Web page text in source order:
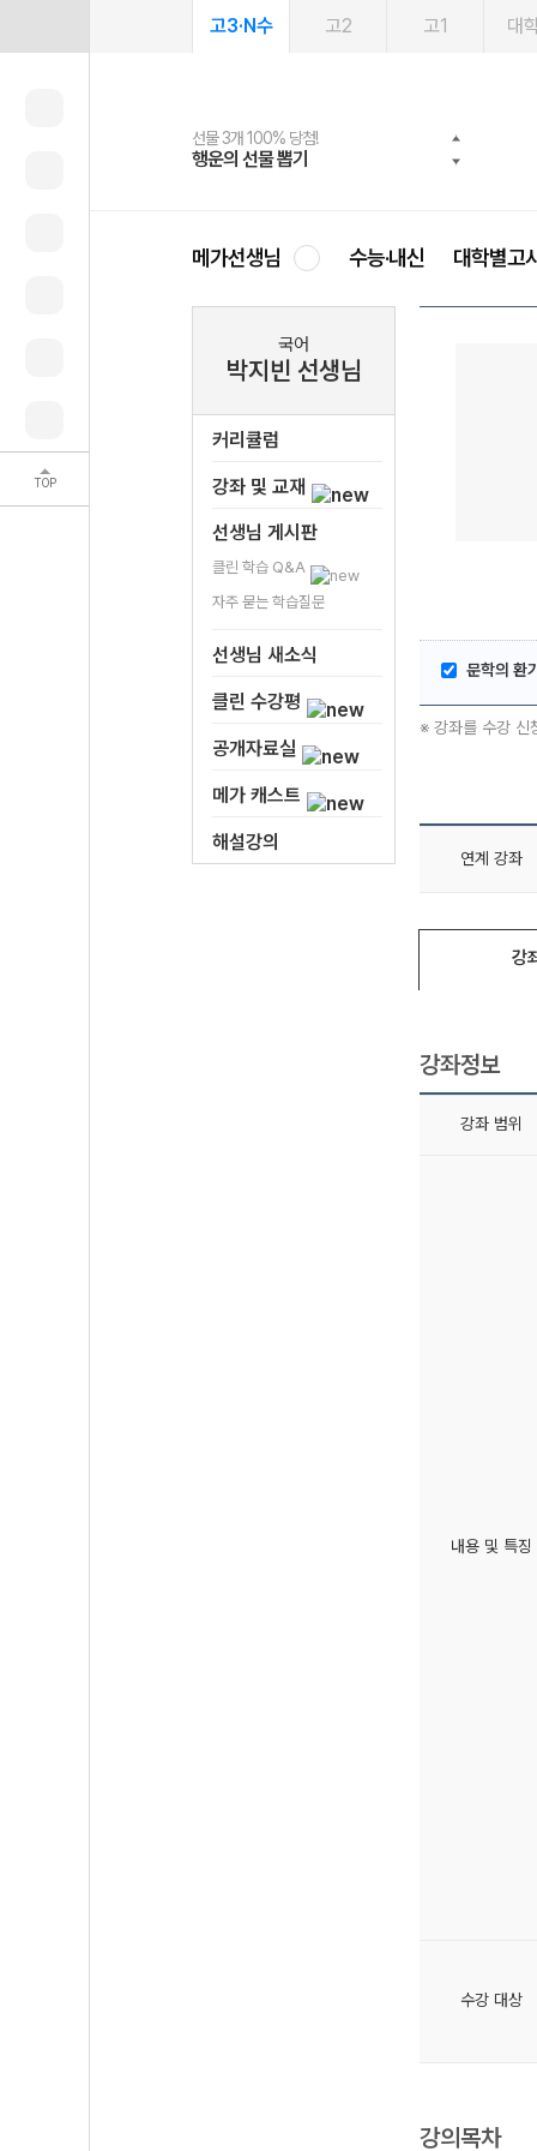
TOP
고3·N수 고2 고1 대
선물 3개 100% 당첨!
행운의 선물 뽑기
선물 100% 증정!
메가스터디 X 올리브
2027 러셀 단과
강사 공개선발
스마트러닝앱
설문 EVENT
메가패스
3일 무료 체험권
메가패스 수강생 무료혜택!
메가클럽 멤버십
사회공헌 캠페인
희망이룸 메가나눔
메가선생님 수능·내신 대학별고
국어
박지빈 선생님
커리큘럼
강좌 및 교재
선생님 게시판
클린 학습 Q&A
자주 묻는 학습질문
선생님 새소식
클린 수강평
공개자료실
메가 캐스트
해설강의
문학의 환
※ 강좌를 수강 신
연계 강좌
강
강좌정보
강좌 범위
내용 및 특징
수강 대상
강의목차